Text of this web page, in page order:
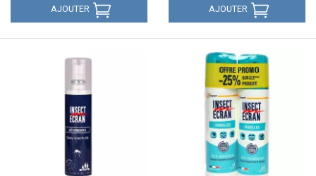
AJOUTER AJOUTER